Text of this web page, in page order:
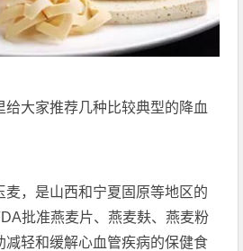
给大家推荐几种比较典型的降血
麦，是山西和宁夏固原等地区的
批准燕麦片、燕麦麸、燕麦粉
减轻和缓解心血管疾病的保健食